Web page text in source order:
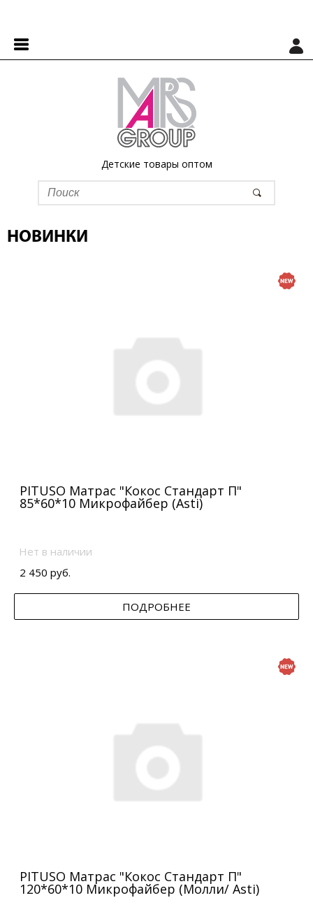
Детские товары оптом
НОВИНКИ
PITUSO Матрас "Кокос Стандарт П"
85*60*10 Микрофайбер (Asti)
Нет в наличии
2 450 руб.
ПОДРОБНЕЕ
PITUSO Матрас "Кокос Стандарт П"
120*60*10 Микрофайбер (Молли/ Asti)